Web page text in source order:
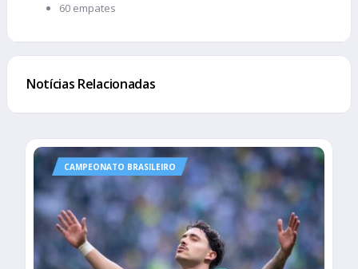
60 empates
Notícias Relacionadas
CAMPEONATO BRASILEIRO